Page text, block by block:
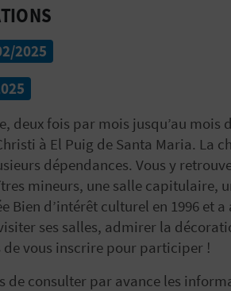
2025
deux fois par mois jusqu’au
à El Puig de Santa Maria. La
dépendances. Vous y
mineurs, une salle capitulaire,
Bien d’intérêt culturel en 1996 et
ses salles, admirer la
de vous inscrire pour participer !
de consulter par avance les